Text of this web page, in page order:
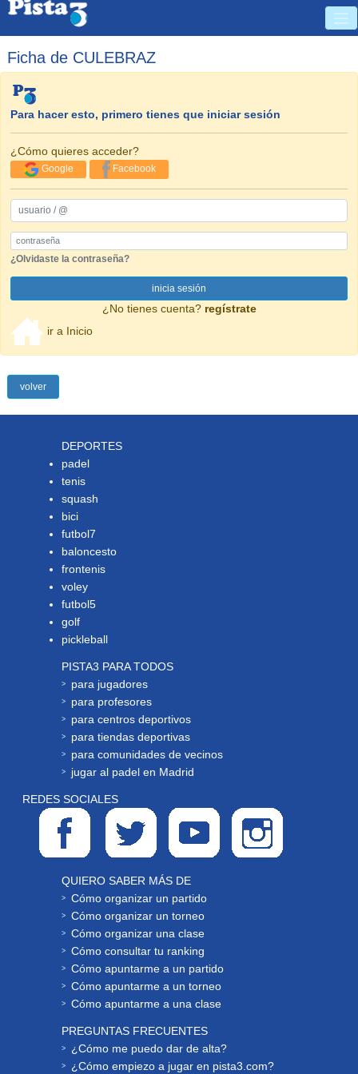
Ficha de CULEBRAZ
Para hacer esto, primero tienes que iniciar sesión
¿Cómo quieres acceder?
Google Facebook
usuario / @
Password
¿Olvidaste la contraseña?
inicia sesión
¿No tienes cuenta? regístrate
ir a Inicio
volver
DEPORTES
padel
tenis
squash
bici
futbol7
baloncesto
frontenis
voley
futbol5
golf
pickleball
PISTA3 PARA TODOS
para jugadores
para profesores
para centros deportivos
para tiendas deportivas
para comunidades de vecinos
jugar al padel en Madrid
REDES SOCIALES
QUIERO SABER MÁS DE
Cómo organizar un partido
Cómo organizar un torneo
Cómo organizar una clase
Cómo consultar tu ranking
Cómo apuntarme a un partido
Cómo apuntarme a un torneo
Cómo apuntarme a una clase
PREGUNTAS FRECUENTES
¿Cómo me puedo dar de alta?
¿Cómo empiezo a jugar en pista3.com?